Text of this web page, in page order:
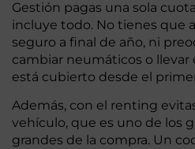
Gestión pagas una sola
incluye todo. No tienes que
seguro a final de año, ni
cambiar neumáticos o llevar
está cubierto desde el
Además, con el renting
vehículo, que es uno de los
grandes de la compra. Un